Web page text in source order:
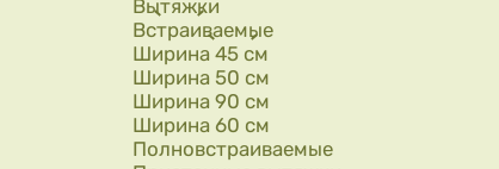
Вытяжки
Встраиваемые
Ширина 45 см
Ширина 50 см
Ширина 90 см
Ширина 60 см
Полновстраиваемые